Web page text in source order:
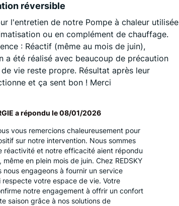
réversible
l'entretien de notre Pompe à chaleur utilisée
ou en complément de chauffage.
: Réactif (même au mois de juin),
a été réalisé avec beaucoup de précaution
vie reste propre. Résultat après leur
et ça sent bon ! Merci
a répondu le08/01/2026
vous remercions chaleureusement pour
sur notre intervention. Nous sommes
réactivité et notre efficacité aient répondu
en plein mois de juin. Chez REDSKY
nous engageons à fournir un service
respecte votre espace de vie. Votre
notre engagement à offrir un confort
saison grâce à nos solutions de